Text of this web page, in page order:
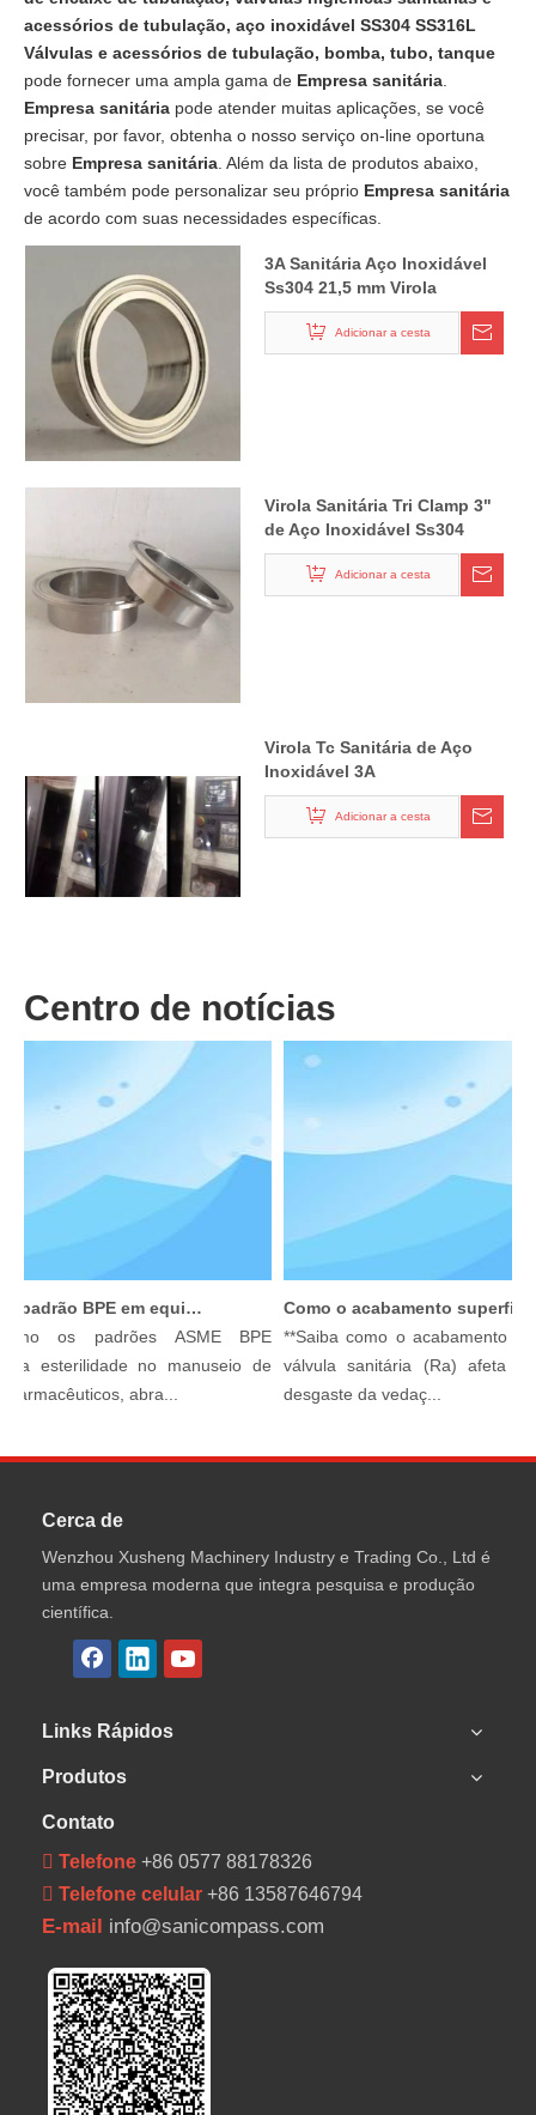
acessórios de tubulação, aço inoxidável SS304 SS316L
Válvulas e acessórios de tubulação, bomba, tubo, tanque
pode fornecer uma ampla gama de Empresa sanitária
Empresa sanitária pode atender muitas aplicações, se você
precisar, por favor, obtenha o nosso serviço on-line oportuna
sobre Empresa sanitária . Além da lista de produtos abaixo,
você também pode personalizar seu próprio Empresa sanitária
de acordo com suas necessidades específicas.
3A Sanitária Aço Inoxidável
Ss304 21,5 mm Virola
Adicionar a cesta
Virola Sanitária Tri Clamp 3"
de Aço Inoxidável Ss304
Adicionar a cesta
Virola Tc Sanitária de Aço
Inoxidável 3A
Adicionar a cesta
Centro de notícias
O que é o padrão BPE em equipamentos de processamento sanitário?
os padrões ASME BPE
a esterilidade no manuseio de
abra...
**Saiba como o acabamento
válvula sanitária (Ra) afeta a
desgaste da vedaç...
Cerca de
Wenzhou Xusheng Machinery Industry e Trading Co., Ltd é
uma empresa moderna que integra pesquisa e produção
científica.
Links Rápidos
Produtos
Contato
 Telefone +86 0577 88178326
 Telefone celular +86 13587646794
E-mail info@sanicompass.com